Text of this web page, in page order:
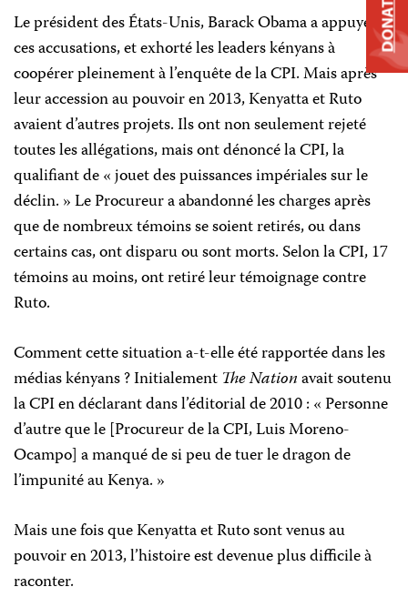
Le président des États-Unis, Barack Obama a appuyé
ces accusations, et exhorté les leaders kényans à
coopérer pleinement à l’enquête de la CPI. Mais après
leur accession au pouvoir en 2013, Kenyatta et Ruto
avaient d’autres projets. Ils ont non seulement rejeté
toutes les allégations, mais ont dénoncé la CPI, la
qualifiant de « jouet des puissances impériales sur le
déclin. » Le Procureur a abandonné les charges après
que de nombreux témoins se soient retirés, ou dans
certains cas, ont disparu ou sont morts. Selon la CPI, 17
témoins au moins, ont retiré leur témoignage contre
Ruto.
Comment cette situation a-t-elle été rapportée dans les
médias kényans ? Initialement The Nationavait soutenu
la CPI en déclarant dans l’éditorial de 2010 : « Personne
d’autre que le [Procureur de la CPI, Luis Moreno-
Ocampo] a manqué de si peu de tuer le dragon de
l’impunité au Kenya. »
Mais une fois que Kenyatta et Ruto sont venus au
pouvoir en 2013, l’histoire est devenue plus difficile à
raconter.
DONATE